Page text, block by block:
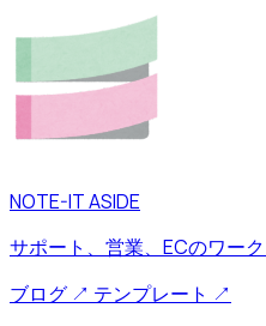
NOTE-IT ASIDE
サポート、営業、ECのワーク
ブログ ↗ テンプレート ↗